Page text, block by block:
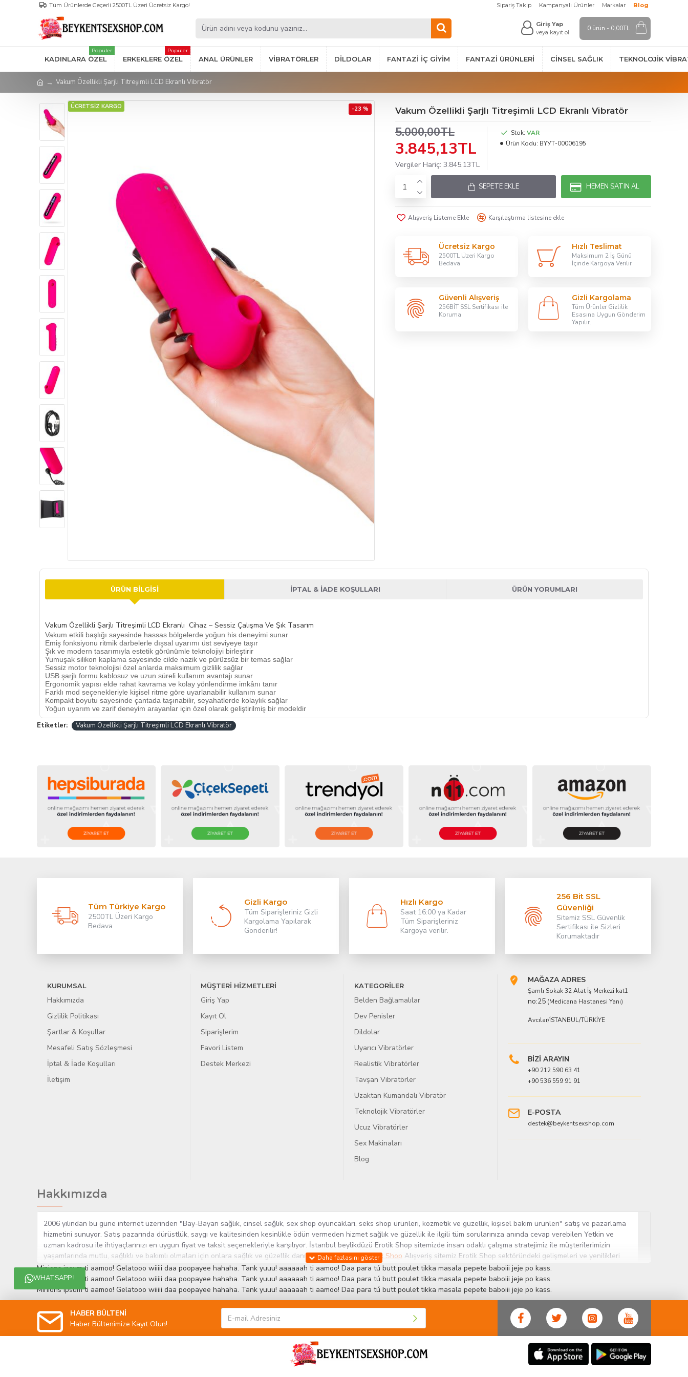
Tüm Ürünlerde Geçerli 2500TL Üzeri Ücretsiz Kargo! Sipariş Takip Kampanyalı Ürünler Markalar Blog
Giriş Yap
veya kayıt ol
0 ürün - 0,00TL
KADINLARA ÖZEL
Popüler
ERKEKLERE ÖZEL
Popüler
ANAL ÜRÜNLER VIBRATÖRLER DILDOLAR FANTAZI İÇ GIYIM FANTAZI ÜRÜNLERI CINSEL SAĞLIK TEKNOLOJIK
Vakum Özellikli Şarjlı Titreşimli LCD Ekranlı Vibratör
ÜCRETSİZ KARGO -23 % Vakum Özellikli Şarjlı Titreşimli LCD Ekranlı Vibratör
3.845,13TL
5.000,00TL
Vergiler Hariç: 3.845,13TL
Stok: VAR
Ürün Kodu: BYУТ-00006195
SEPETE EKLE HEMEN SATIN AL
Alışveriş Listeme Ekle Karşılaştırma listesine ekle
Ücretsiz Kargo
2500TL Üzeri Kargo
Bedava
Hızlı Teslimat
Maksimum 2 İş Günü
İçinde Kargoya Verilir
Güvenli Alışveriş
256BİT SSL Sertifikası ile
Koruma
Gizli Kargolama
Tüm Ürünler Gizlilik
Esasına Uygun Gönderim
Yapılır.
ÜRÜN BILGISI İPTAL & İADE KOŞULLARI ÜRÜN YORUMLARI
Vakum Özellikli Şarjlı Titreşimli LCD Ekranlı Cihaz – Sessiz Çalışma Ve Şık Tasarım
Vakum etkili başlığı sayesinde hassas bölgelerde yoğun his deneyimi sunar
Emiş fonksiyonu ritmik darbelerle dışsal uyarımı üst seviyeye taşır
Şık ve modern tasarımıyla estetik görünümle teknolojiyi birleştirir
Yumuşak silikon kaplama sayesinde cilde nazik ve pürüzsüz bir temas sağlar
Sessiz motor teknolojisi özel anlarda maksimum gizlilik sağlar
USB şarjlı formu kablosuz ve uzun süreli kullanım avantajı sunar
Ergonomik yapısı elde rahat kavrama ve kolay yönlendirme imkânı tanır
Farklı mod seçenekleriyle kişisel ritme göre uyarlanabilir kullanım sunar
Kompakt boyutu sayesinde çantada taşınabilir, seyahatlerde kolaylık sağlar
Yoğun uyarım ve zarif deneyim arayanlar için özel olarak geliştirilmiş bir modeldir
Etiketler: Vakum Özellikli Şarjlı Titreşimli LCD Ekranlı Vibratör
WHATSAPP !
Tüm Türkiye Kargo
2500TL Üzeri Kargo
Bedava
Gizli Kargo
Tüm Siparişleriniz Gizli
Kargolama Yapılarak
Gönderilir!
Hızlı Kargo
Saat 16:00 ya Kadar
Tüm Siparişleriniz
Kargoya verilir.
256 Bit SSL
Güvenliği
Sitemiz SSL Güvenlik
Sertifikası ile Sizleri
Korumaktadır
KURUMSAL
Hakkımızda
Gizlilik Politikası
Şartlar & Koşullar
Mesafeli Satış Sözleşmesi
İptal & İade Koşulları
İletişim
MÜŞTERİ HİZMETLERİ
Giriş Yap
Kayıt Ol
Siparişlerim
Favori Listem
Destek Merkezi
KATEGORİLER
Belden Bağlamalılar
Dev Penisler
Dildolar
Uyarıcı Vibratörler
Realistik Vibratörler
Tavşan Vibratörler
Uzaktan Kumandalı Vibratör
Teknolojik Vibratörler
Ucuz Vibratörler
Sex Makinaları
Blog
MAĞAZA ADRES
Şamlı Sokak 32 Alat İş Merkezi kat1
no:25 (Medicana Hastanesi Yanı)
Avcılar/İSTANBUL/TÜRKİYE
BİZİ ARAYIN
+90 212 590 63 41
+90 536 559 91 91
E-POSTA
destek@beykentsexshop.com
Hakkımızda
2006 yılından bu güne internet üzerinden "Bay-Bayan sağlık, cinsel sağlık, sex shop oyuncakları, seks shop ürünleri, kozmetik ve güzellik, kişisel bakım ürünleri" satış ve pazarlama
hizmetini sunuyor. Satış pazarında dürüstlük, saygı ve kalitesinden kesinlikle ödün vermeden hizmet sağlık ve güzellik ile ilgili tüm sorularınıza anında cevap verebilen Yetkin ve
uzman kadrosu ile ihtiyaçlarınızı en uygun fiyat ve taksit seçenekleriyle karşılıyor. İstanbul beylikdüzü Erotik Shop sitemizde insan odaklı çalışma stratejimiz ile müşterilerimizin
yaşamlarında mutlu, sağlıklı ve bakımlı olmaları için onlara sağlık ve güzellik danışmanlığı sağlıyoruz.Sex Shop Alışveriş sitemiz Erotik Shop sektöründeki gelişmeleri ve yenilikleri
çok yakından takip etmesi, yaklaşık 5000'e yakın geniş ürün yelpazesi ile Türkiye'de bu sektörde kendi alanımızda en geniş ürün gurubuna sahip ender mağazalardan biri olması,
müşteri memnuniyetini her zaman ön planda tutan yaklaşımcı ve yenilikçi servislerin geliştirilmesi konusundaki becerileri ile kendisine Cinsel Ürün hayatında lider ve kalıcı bir yer
edinmiştir.
Minions ipsum ti aamoo! Gelatooo wiiiii daa poopayee hahaha. Tank yuuu! aaaaaah ti aamoo! Daa para tú butt poulet tikka masala pepete baboiii jeje po kass.
Minions ipsum ti aamoo! Gelatooo wiiiii daa poopayee hahaha. Tank yuuu! aaaaaah ti aamoo! Daa para tú butt poulet tikka masala pepete baboiii jeje po kass.
Minions ipsum ti aamoo! Gelatooo wiiiii daa poopayee hahaha. Tank yuuu! aaaaaah ti aamoo! Daa para tú butt poulet tikka masala pepete baboiii jeje po kass.
HABER BÜLTENİ
Haber Bültenimize Kayıt Olun!